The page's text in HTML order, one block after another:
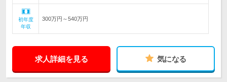
初年度
年収
300万円～540万円
求人詳細を見る 気になる